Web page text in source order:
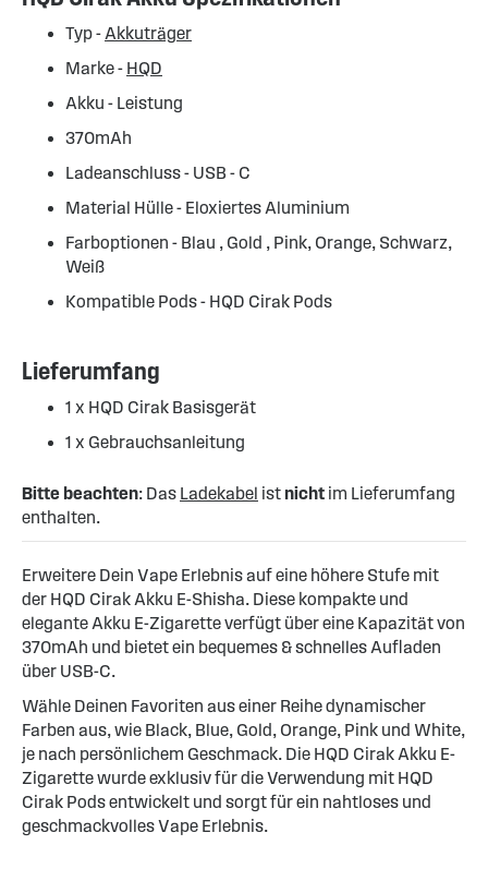
Typ - Akkuträger
Marke - HQD
Akku - Leistung
370mAh
Ladeanschluss - USB - C
Material Hülle - Eloxiertes Aluminium
Farboptionen - Blau , Gold , Pink, Orange, Schwarz,
Weiß
Kompatible Pods - HQD Cirak Pods
Lieferumfang
1 x HQD Cirak Basisgerät
1 x Gebrauchsanleitung
Bitte beachten: Das Ladekabel ist nicht im Lieferumfang
enthalten.
Erweitere Dein Vape Erlebnis auf eine höhere Stufe mit
der HQD Cirak Akku E-Shisha. Diese kompakte und
elegante Akku E-Zigarette verfügt über eine Kapazität von
370mAh und bietet ein bequemes & schnelles Aufladen
über USB-C.
Wähle Deinen Favoriten aus einer Reihe dynamischer
Farben aus, wie Black, Blue, Gold, Orange, Pink und White,
je nach persönlichem Geschmack. Die HQD Cirak Akku E-
Zigarette wurde exklusiv für die Verwendung mit HQD
Cirak Pods entwickelt und sorgt für ein nahtloses und
geschmackvolles Vape Erlebnis.